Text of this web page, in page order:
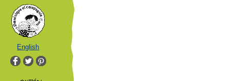
English